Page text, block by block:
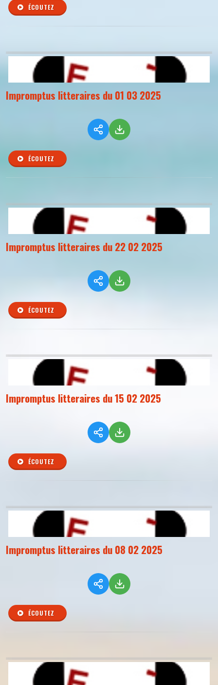
ÉCOUTEZ
Impromptus litteraires du 01 03 2025
ÉCOUTEZ
Impromptus litteraires du 22 02 2025
ÉCOUTEZ
Impromptus litteraires du 15 02 2025
ÉCOUTEZ
Impromptus litteraires du 08 02 2025
ÉCOUTEZ